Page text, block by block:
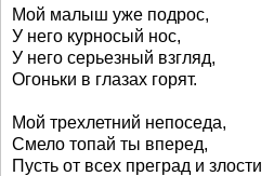
Мой малыш уже подрос,
У него курносый нос,
У него серьезный взгляд,
Огоньки в глазах горят.
Мой трехлетний непоседа,
Смело топай ты вперед,
Пусть от всех преград и злости